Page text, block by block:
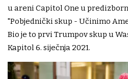
u areni Capitol One u
"Pobjednički skup - Učinimo
Bio je to prvi Trumpov skup u
Kapitol 6. siječnja 2021.